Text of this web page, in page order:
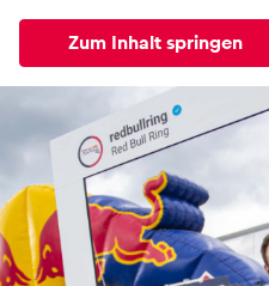
Zum Inhalt springen
Alle News
News